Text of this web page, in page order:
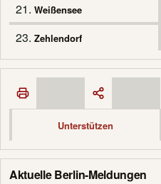
21. Weißensee
23. Zehlendorf
Unterstützen
Aktuelle Berlin-Meldungen